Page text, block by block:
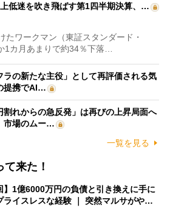
低迷を吹き飛ばす第1四半期決算、…
ワークマン（東証スタンダード・
1カ月あまりで約34％下落…
ラの新たな主役」として再評価される気
提携でAI…
割れからの急反発」は再びの上昇局面へ
市場のムー…
一覧を見る
来た！
】1億6000万円の負債と引き換えに手に
ライスレスな経験 ｜ 突然マルサがや…